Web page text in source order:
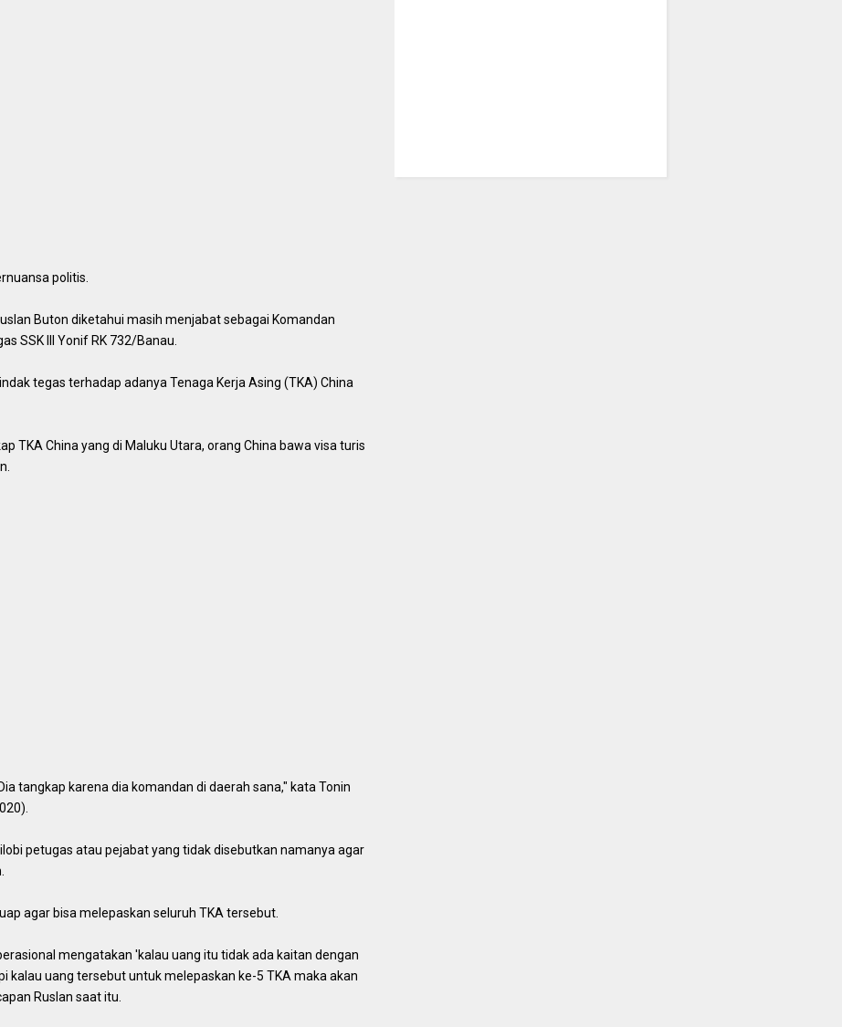
politis.
Buton diketahui masih menjabat sebagai Komandan
SSK III Yonif RK 732/Banau.
tegas terhadap adanya Tenaga Kerja Asing (TKA) China
TKA China yang di Maluku Utara, orang China bawa visa turis
tangkap karena dia komandan di daerah sana," kata Tonin
petugas atau pejabat yang tidak disebutkan namanya agar
agar bisa melepaskan seluruh TKA tersebut.
mengatakan 'kalau uang itu tidak ada kaitan dengan
kalau uang tersebut untuk melepaskan ke-5 TKA maka akan
Ruslan saat itu.